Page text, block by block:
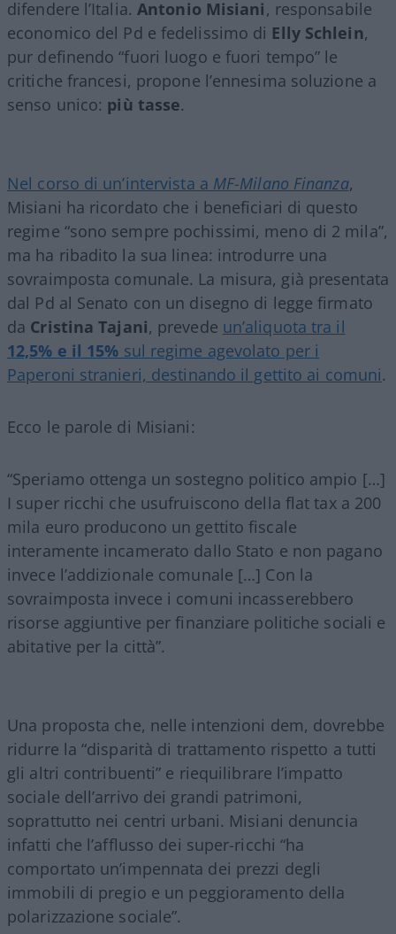
difendere l’Italia. Antonio Misiani, responsabile
economico del Pd e fedelissimo di Elly Schlein,
pur definendo “fuori luogo e fuori tempo” le
critiche francesi, propone l’ennesima soluzione a
senso unico: più tasse.
Nel corso di un’intervista a MF-Milano Finanza,
Misiani ha ricordato che i beneficiari di questo
regime “sono sempre pochissimi, meno di 2 mila”,
ma ha ribadito la sua linea: introdurre una
sovraimposta comunale. La misura, già presentata
dal Pd al Senato con un disegno di legge firmato
da Cristina Tajani, prevede un’aliquota tra il
12,5% e il 15% sul regime agevolato per i
Paperoni stranieri, destinando il gettito ai comuni.
Ecco le parole di Misiani:
“Speriamo ottenga un sostegno politico ampio […]
I super ricchi che usufruiscono della flat tax a 200
mila euro producono un gettito fiscale
interamente incamerato dallo Stato e non pagano
invece l’addizionale comunale […] Con la
sovraimposta invece i comuni incasserebbero
risorse aggiuntive per finanziare politiche sociali e
abitative per la città”.
Una proposta che, nelle intenzioni dem, dovrebbe
ridurre la “disparità di trattamento rispetto a tutti
gli altri contribuenti” e riequilibrare l’impatto
sociale dell’arrivo dei grandi patrimoni,
soprattutto nei centri urbani. Misiani denuncia
infatti che l’afflusso dei super-ricchi “ha
comportato un’impennata dei prezzi degli
immobili di pregio e un peggioramento della
polarizzazione sociale”.